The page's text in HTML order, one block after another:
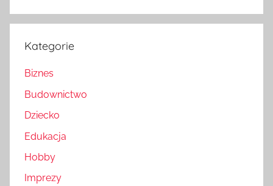
Kategorie
Biznes
Budownictwo
Dziecko
Edukacja
Hobby
Imprezy